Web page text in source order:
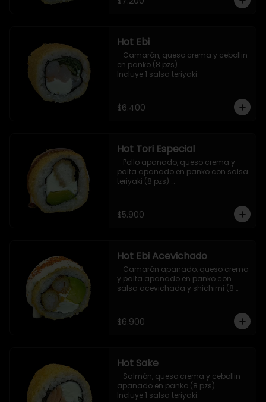
Hot Ebi
- Camarón, queso crema y cebollin
en panko (8 pzs).
Incluye 1 salsa teriyaki.
$6.400
Hot Tori Especial
- Pollo apanado, queso crema y
palta apanado en panko con salsa
teriyaki (8 pzs).
$5.900
Hot Ebi Acevichado
- Camarón apanado, queso crema
y palta apanado en panko con
salsa acevichada y shichimi (8
$6.900
Hot Sake
- Salmón, queso crema y cebollin
apanado en panko (8 pzs).
Incluye 1 salsa teriyaki.